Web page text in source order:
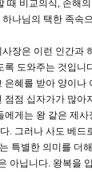
비교의식, 손해의
나님의 택한 족속
장은 이런 인간과
록 도와주는 것입니
혜를 받아 양이나
점점 십자가가 많아
에게는 왕 같은 제사
. 그러나 사도 베드
특별한 의미를 더해
아닙니다. 왕복을